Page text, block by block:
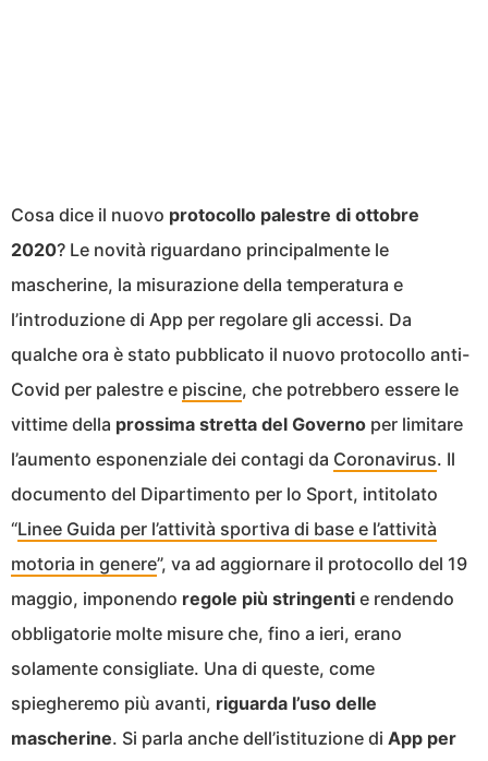
Cosa dice il nuovo protocollo palestre di ottobre
2020? Le novità riguardano principalmente le
mascherine, la misurazione della temperatura e
l’introduzione di App per regolare gli accessi. Da
qualche ora è stato pubblicato il nuovo protocollo anti-
Covid per palestre e piscine, che potrebbero essere le
vittime della prossima stretta del Governo per limitare
l’aumento esponenziale dei contagi da Coronavirus. Il
documento del Dipartimento per lo Sport, intitolato
“Linee Guida per l’attività sportiva di base e l’attività
motoria in genere”, va ad aggiornare il protocollo del 19
maggio, imponendo regole più stringenti e rendendo
obbligatorie molte misure che, fino a ieri, erano
solamente consigliate. Una di queste, come
spiegheremo più avanti, riguarda l’uso delle
mascherine. Si parla anche dell’istituzione di App per